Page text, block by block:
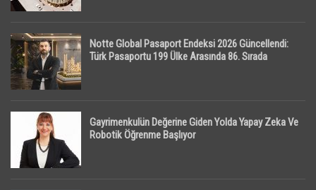
Notte Global Pasaport Endeksi 2026 Güncellendi:
Türk Pasaportu 199 Ülke Arasında 86. Sırada
Gayrimenkulün Değerine Giden Yolda Yapay Zeka Ve
Robotik Öğrenme Başlıyor